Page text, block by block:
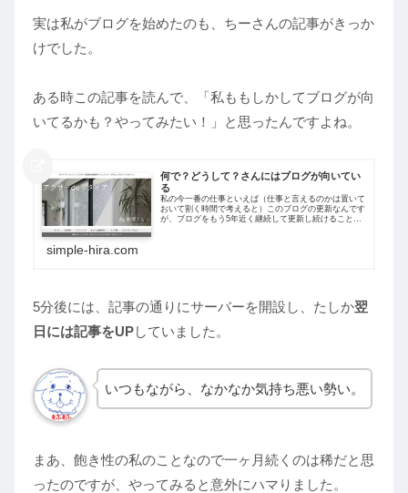
実は私がブログを始めたのも、ちーさんの記事がきっか
けでした。
ある時この記事を読んで、「私ももしかしてブログが向
いてるかも？やってみたい！」と思ったんですよね。
何で？どうして？さんにはブログが向いてい
る
私の今一番の仕事といえば（仕事と言えるのかは置いて
おいて割く時間で考えると）このブログの更新なんです
が、ブログをもう5年近く継続して更新し続けることが
simple-hira.com
5分後には、記事の通りにサーバーを開設し、たしか翌
日には記事をUPしていました。
いつもながら、なかなか気持ち悪い勢い。
まあ、飽き性の私のことなので一ヶ月続くのは稀だと思
ったのですが、やってみると意外にハマりました。